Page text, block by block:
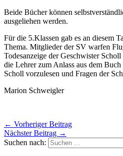
Beide Bücher können
ausgeliehen werden.
Für die 5.Klassen gab es an diesem
Thema. Mitglieder der SV warfen
Todesanzeige der Geschwister
die Lehrer zum Anlass aus dem
Scholl vorzulesen und Fragen der
Marion Schweigler
← Vorheriger Beitrag
Nächster Beitrag →
Suchen nach: